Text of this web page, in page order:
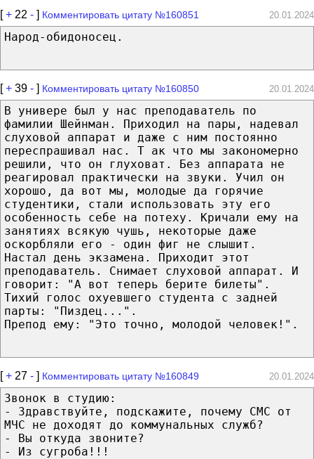
[+ 22 - ] Комментировать цитату №160851 20.01.2024
Народ-обидоносец.
[+ 39 - ] Комментировать цитату №160850 20.01.2024
В универе был у нас преподаватель по
фамилии Шейнман. Приходил на пары, надевал
слуховой аппарат и даже с ним постоянно
переспрашивал нас. Т ак что мы закономерно
решили, что он глуховат. Без аппарата не
реагировал практически на звуки. Учил он
хорошо, да вот мы, молодые да горячие
студентики, стали использовать эту его
особенность себе на потеху. Кричали ему на
занятиях всякую чушь, некоторые даже
оскорбляли его - один фиг не слышит.
Настал день экзамена. Приходит этот
преподаватель. Снимает слуховой аппарат. И
говорит: "А вот теперь берите билеты".
Тихий голос охyевшего студента с задней
парты: "Пиздец...".
Препод ему: "Это точно, молодой человек!".
[+ 27 - ] Комментировать цитату №160849 20.01.2024
Звонок в студию:
- Здравствуйте, подскажите, почему СМС от
МЧС не доходят до коммунальных служб?
- Вы откуда звоните?
- Из сугроба!!!